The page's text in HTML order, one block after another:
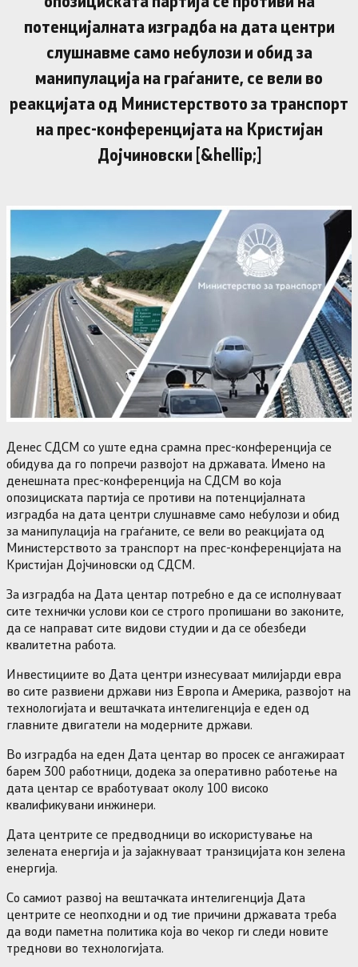
потенцијалната изградба на дата центри
слушнавме само небулози и обид за
манипулација на граѓаните, се вели во
реакцијата од Министерството за транспорт
на прес-конференцијата на Кристијан
Дојчиновски [&hellip;]
Денес СДСМ со уште една срамна прес-конференција се
обидува да го попречи развојот на државата. Имено на
денешната прес-конференција на СДСМ во која
опозициската партија се противи на потенцијалната
изградба на дата центри слушнавме само небулози и обид
за манипулација на граѓаните, се вели во реакцијата од
Министерството за транспорт на прес-конференцијата на
Кристијан Дојчиновски од СДСМ.
За изградба на Дата центар потребно е да се исполнуваат
сите технички услови кои се строго пропишани во законите,
да се направат сите видови студии и да се обезбеди
квалитетна работа.
Инвестициите во Дата центри изнесуваат милијарди евра
во сите развиени држави низ Европа и Америка, развојот на
технологијата и вештачката интелигенција е еден од
главните двигатели на модерните држави.
Во изградба на еден Дата центар во просек се ангажираат
барем 300 работници, додека за оперативно работење на
дата центар се вработуваат околу 100 високо
квалификувани инжинери.
Дата центрите се предводници во искористување на
зелената енергија и ја зајакнуваат транзицијата кон зелена
енергија.
Со самиот развој на вештачката интелигенција Дата
центрите се неопходни и од тие причини државата треба
да води паметна политика која во чекор ги следи новите
треднови во технологијата.